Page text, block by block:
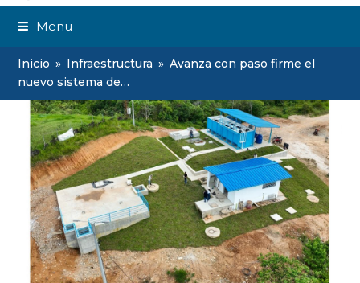
Menu
Inicio » Infraestructura » Avanza con paso firme el
nuevo sistema de…